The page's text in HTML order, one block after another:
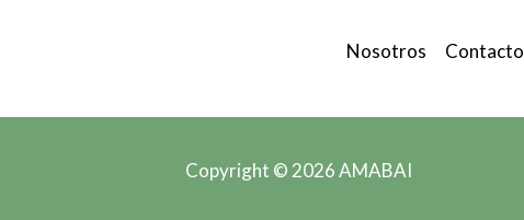
Nosotros Contacto
Copyright © 2026 AMABAI